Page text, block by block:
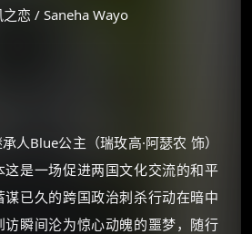
恋 / Saneha Wayo
人Blue公主（瑞玫高·阿瑟农 饰）
是一场促进两国文化交流的和平
已久的跨国政治刺杀行动在暗中
瞬间沦为惊心动魄的噩梦，随行
☕
友们辛苦了 💦
种会员，都可低价购买！